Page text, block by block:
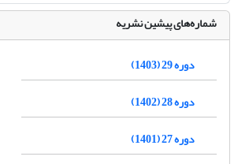
شماره‌های پیشین نشریه
دوره 29 (1403)
دوره 28 (1402)
دوره 27 (1401)